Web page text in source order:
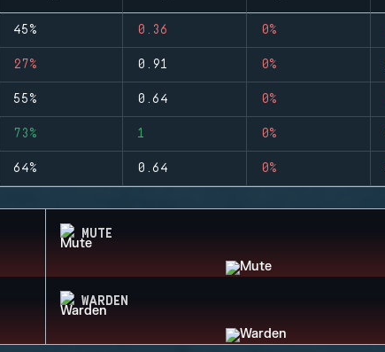
45% 0.36 0%
27% 0.91 0%
55% 0.64 0%
73% 1 0%
64% 0.64 0%
MUTE
WARDEN